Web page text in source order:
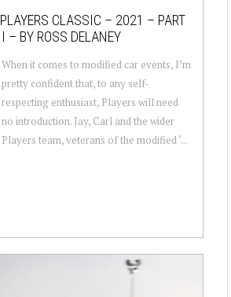
PLAYERS CLASSIC – 2021 – PART
I – BY ROSS DELANEY
When it comes to modified car events, I’m
pretty confident that, to any self-
respecting enthusiast, Players will need
no introduction. Jay, Carl and the wider
Players team, veterans of the modified ‘...